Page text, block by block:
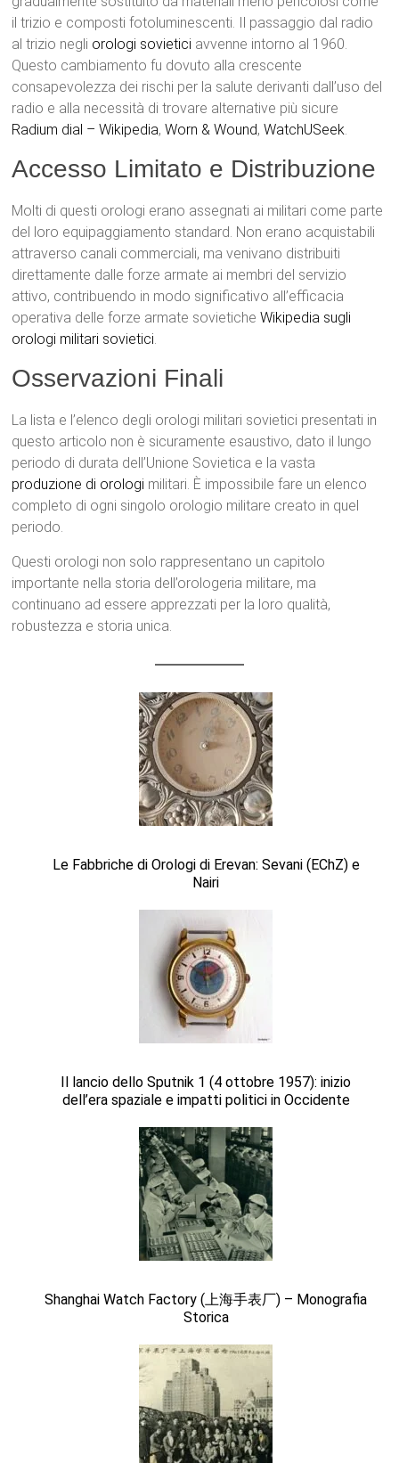
il trizio e composti fotoluminescenti. Il passaggio dal radio
al trizio negli orologi sovietici avvenne intorno al 1960.
Questo cambiamento fu dovuto alla crescente
consapevolezza dei rischi per la salute derivanti dall’uso del
radio e alla necessità di trovare alternative più sicure
Radium dial – Wikipedia,Worn & Wound,WatchUSeek.
Accesso Limitato e Distribuzione
Molti di questi orologi erano assegnati ai militari come parte
del loro equipaggiamento standard. Non erano acquistabili
attraverso canali commerciali, ma venivano distribuiti
direttamente dalle forze armate ai membri del servizio
attivo, contribuendo in modo significativo all’efficacia
operativa delle forze armate sovieticheWikipedia sugli
orologi militari sovietici.
Osservazioni Finali
La lista e l’elenco degli orologi militari sovietici presentati in
questo articolo non è sicuramente esaustivo, dato il lungo
periodo di durata dell’Unione Sovietica e la vasta
produzione di orologi militari. È impossibile fare un elenco
completo di ogni singolo orologio militare creato in quel
periodo.
Questi orologi non solo rappresentano un capitolo
importante nella storia dell’orologeria militare, ma
continuano ad essere apprezzati per la loro qualità,
robustezza e storia unica.
Le Fabbriche di Orologi di Erevan: Sevani (EChZ) e
Nairi
Il lancio dello Sputnik 1 (4 ottobre 1957): inizio
dell’era spaziale e impatti politici in Occidente
Shanghai Watch Factory (上海手表厂) – Monografia
Storica